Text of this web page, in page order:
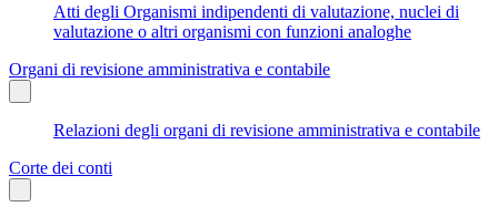
Atti degli Organismi indipendenti di valutazione, nuclei di
valutazione o altri organismi con funzioni analoghe
Organi di revisione amministrativa e contabile
Relazioni degli organi di revisione amministrativa e contabile
Corte dei conti